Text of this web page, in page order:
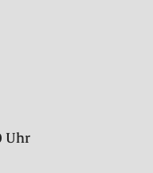
Uhr